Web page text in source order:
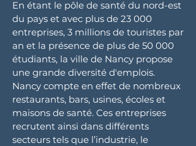
En étant le pôle de santé du nord-est
du pays et avec plus de 23 000
entreprises, 3 millions de touristes par
an et la présence de plus de 50 000
étudiants, la ville de Nancy propose
une grande diversité d'emplois.
Nancy compte en effet de nombreux
restaurants, bars, usines, écoles et
maisons de santé. Ces entreprises
recrutent ainsi dans différents
secteurs tels que l’industrie, le